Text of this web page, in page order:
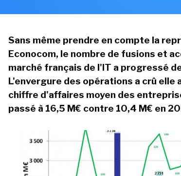
Sans même prendre en compte la
Econocom, le nombre de fusions et
marché français de l'IT a progressé
L'envergure des opérations a crû elle
chiffre d'affaires moyen des
passé à 16,5 M€ contre 10,4 M€ en